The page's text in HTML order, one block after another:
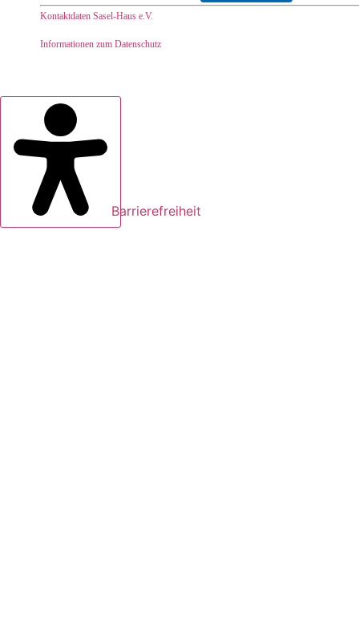
Kontaktdaten Sasel-Haus e.V.
Informationen zum Datenschutz
Barrierefreiheit